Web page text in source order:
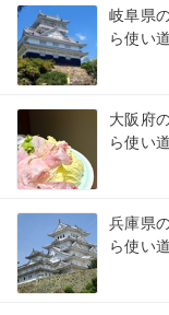
岐阜県
ら使い
大阪府
ら使い
兵庫県
ら使い